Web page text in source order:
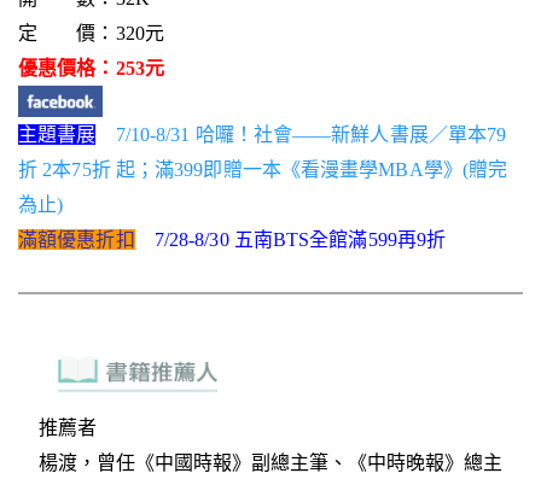
定 價：320元
優惠價格：253元
主題書展
7/10-8/31 哈囉！社會——新鮮人書展／單本79
折 2本75折 起；滿399即贈一本《看漫畫學MBA學》(贈完
為止)
滿額優惠折扣
7/28-8/30 五南BTS全館滿599再9折